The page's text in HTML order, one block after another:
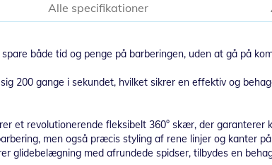
både tid og penge på barberingen, uden at gå på
200 gange i sekundet, hvilket sikrer en effektiv og
et revolutionerende fleksibelt 360° skær, der garanterer
men også præcis styling af rene linjer og kanter
glidebelægning med afrundede spidser, tilbydes en
Alle specifikationer